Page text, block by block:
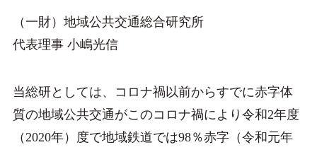
（一財）地域公共交通総合研究所
代表理事 小嶋光信
当総研としては、コロナ禍以前からすでに赤字体
質の地域公共交通がこのコロナ禍により令和2年度
（2020年）度で地域鉄道では98％赤字（令和元年